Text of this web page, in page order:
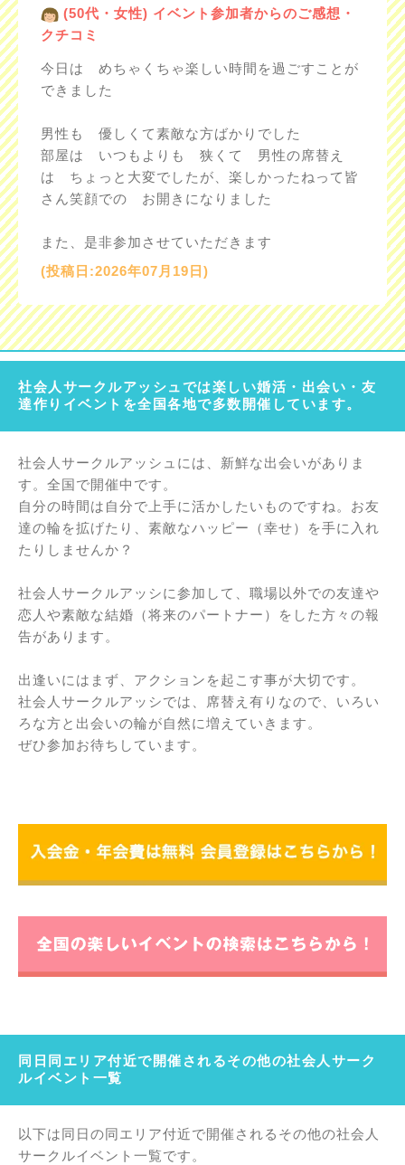
(50代・女性) イベント参加者からのご感想・
クチコミ
今日は めちゃくちゃ楽しい時間を過ごすことが
できました
男性も 優しくて素敵な方ばかりでした
部屋は いつもよりも 狭くて 男性の席替え
は ちょっと大変でしたが、楽しかったねって皆
さん笑顔での お開きになりました
また、是非参加させていただきます
(投稿日:2026年07月19日)
社会人サークルアッシュでは楽しい婚活・出会い・友
達作りイベントを全国各地で多数開催しています。
社会人サークルアッシュには、新鮮な出会いがありま
す。全国で開催中です。
自分の時間は自分で上手に活かしたいものですね。お友
達の輪を拡げたり、素敵なハッピー（幸せ）を手に入れ
たりしませんか？
社会人サークルアッシに参加して、職場以外での友達や
恋人や素敵な結婚（将来のパートナー）をした方々の報
告があります。
出逢いにはまず、アクションを起こす事が大切です。
社会人サークルアッシでは、席替え有りなので、いろい
ろな方と出会いの輪が自然に増えていきます。
ぜひ参加お待ちしています。
同日同エリア付近で開催されるその他の社会人サーク
ルイベント一覧
以下は同日の同エリア付近で開催されるその他の社会人
サークルイベント一覧です。